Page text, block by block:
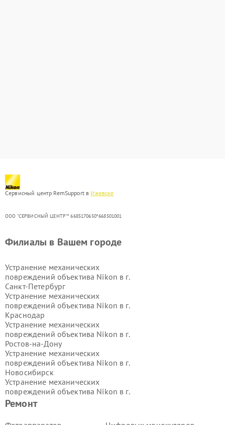
Сервисный центр RemSupport в Ижевске
ООО "СЕРВИСНЫЙ ЦЕНТР"* 6685170650*668501001
Ремонт
Филиалы в Вашем городе
Устранение механических
повреждений объектива Nikon в г.
Санкт-Петербург
Устранение механических
повреждений объектива Nikon в г.
Краснодар
Устранение механических
повреждений объектива Nikon в г.
Ростов-на-Дону
Устранение механических
повреждений объектива Nikon в г.
Новосибирск
Устранение механических
повреждений объектива Nikon в г.
Екатеринбург
повреждений объектива Nikon в г.